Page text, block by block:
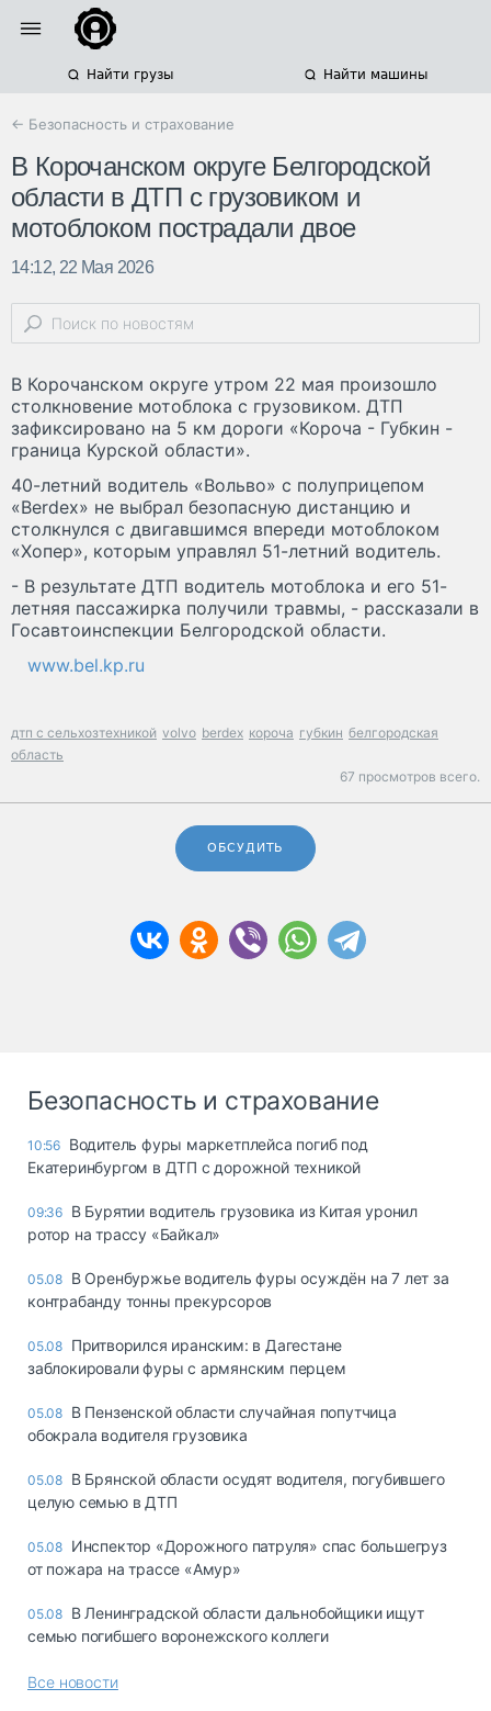
Найти грузы Найти машины
← Безопасность и страхование
В Корочанском округе Белгородской
области в ДТП с грузовиком и
мотоблоком пострадали двое
14:12, 22 Мая 2026
В Корочанском округе утром 22 мая произошло
столкновение мотоблока с грузовиком. ДТП
зафиксировано на 5 км дороги «Короча - Губкин -
граница Курской области».
40-летний водитель «Вольво» с полуприцепом
«Berdex» не выбрал безопасную дистанцию и
столкнулся с двигавшимся впереди мотоблоком
«Хопер», которым управлял 51-летний водитель.
- В результате ДТП водитель мотоблока и его 51-
летняя пассажирка получили травмы, - рассказали в
Госавтоинспекции Белгородской области.
www.bel.kp.ru
дтп с сельхозтехникой volvo berdex короча губкин белгородская
область
67 просмотров всего.
ОБСУДИТЬ
Безопасность и страхование
10:56 Водитель фуры маркетплейса погиб под
Екатеринбургом в ДТП с дорожной техникой
09:36 В Бурятии водитель грузовика из Китая уронил
ротор на трассу «Байкал»
05.08 В Оренбуржье водитель фуры осуждён на 7 лет за
контрабанду тонны прекурсоров
05.08 Притворился иранским: в Дагестане
заблокировали фуры с армянским перцем
05.08 В Пензенской области случайная попутчица
обокрала водителя грузовика
05.08 В Брянской области осудят водителя, погубившего
целую семью в ДТП
05.08 Инспектор «Дорожного патруля» спас большегруз
от пожара на трассе «Амур»
05.08 В Ленинградской области дальнобойщики ищут
семью погибшего воронежского коллеги
Все новости